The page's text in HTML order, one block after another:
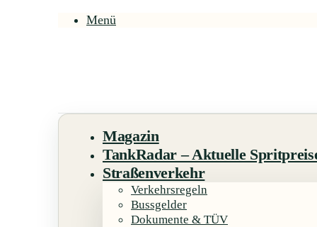
Menü
Magazin
TankRadar – Aktuelle
Straßenverkehr
Verkehrsregeln
Bussgelder
Dokumente & TÜV